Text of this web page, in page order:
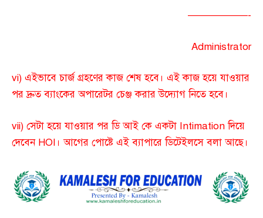
——————-
Administrator
vi) এইভাবে চার্জ গ্রহণের কাজ শেষ হবে। এই কাজ হয়ে যাওয়ার
পর দ্রুত ব্যাংকের অপারেটর চেঞ্জ করার উদ্যোগ নিতে হবে।
vii) সেটা হয়ে যাওয়ার পর ডি আই কে একটা Intimation দিয়ে
দেবেন HOI। আগের পোষ্টে এই ব্যাপারে ডিটেইলসে বলা আছে।